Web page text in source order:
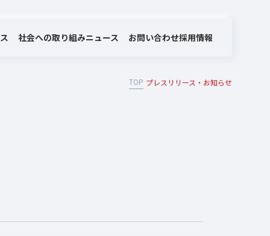
MOTEX/LANSCOPEのあゆみ
社会への取り組みニュース お問い合わせ採用情報
TOP プレスリリース・お知らせ